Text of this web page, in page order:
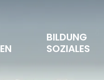
BILDUNG
SOZIALES